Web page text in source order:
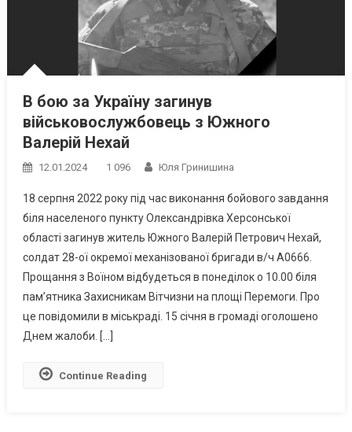
В бою за Україну загинув
військовослужбовець з Южного
Валерій Нехай
12.01.2024 1 096 Юля Гринишина
18 серпня 2022 року під час виконання бойового завдання
біля населеного пункту Олександрівка Херсонської
області загинув житель Южного Валерій Петрович Нехай,
солдат 28-ої окремої механізованої бригади в/ч А0666.
Прощання з Воїном відбудеться в понеділок о 10.00 біля
пам’ятника Захисникам Вітчизни на площі Перемоги. Про
це повідомили в міськраді. 15 січня в громаді оголошено
Днем жалоби. […]
Continue Reading